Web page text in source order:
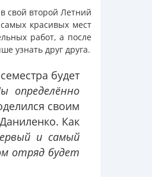
свой второй Летний
красивых мест
работ, а после
узнать друг друга.
будет
определённо
своим
Как
и самый
отряд будет